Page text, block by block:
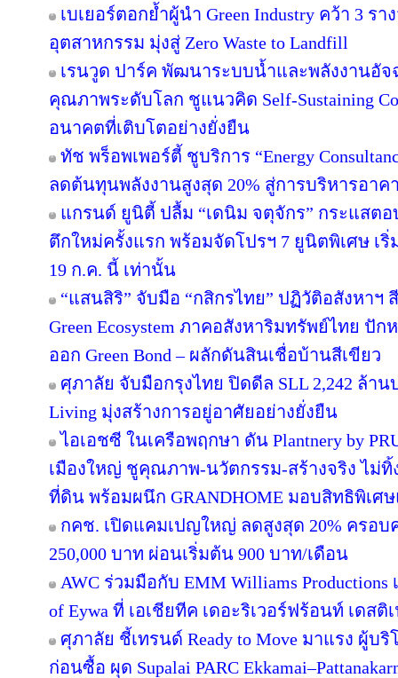
เบเยอร์ตอกย้ำผู้นำ Green Industry คว้า 3 ร
อุตสาหกรรม มุ่งสู่ Zero Waste to Landfill
เรนวูด ปาร์ค พัฒนาระบบน้ำและพลังงานอั
คุณภาพระดับโลก ชูแนวคิด Self-Sustaining
อนาคตที่เติบโตอย่างยั่งยืน
ทัช พร็อพเพอร์ตี้ ชูบริการ “Energy
ลดต้นทุนพลังงานสูงสุด 20% สู่การบริหารอาค
แกรนด์ ยูนิตี้ ปลื้ม “เดนิม จตุจักร” กระแสตอ
ตึกใหม่ครั้งแรก พร้อมจัดโปรฯ 7 ยูนิตพิเศษ เริ่
19 ก.ค. นี้ เท่านั้น
“แสนสิริ” จับมือ “กสิกรไทย” ปฏิวัติอสังหาฯ
Green Ecosystem ภาคอสังหาริมทรัพย์ไทย ปัก
ออก Green Bond – ผลักดันสินเชื่อบ้านสีเขียว
ศุภาลัย จับมือกรุงไทย ปิดดีล SLL 2,242 ล้าน
Living มุ่งสร้างการอยู่อาศัยอย่างยั่งยืน
ไอเอชซี ในเครือพฤกษา ดัน Plantnery by
เมืองใหญ่ ชูคุณภาพ-นวัตกรรม-สร้างจริง ไม่ทิ้
ที่ดิน พร้อมผนึก GRANDHOME มอบสิทธิพิเศ
กคช. เปิดแคมเปญใหญ่ ลดสูงสุด 20% ครอบ
250,000 บาท ผ่อนเริ่มต้น 900 บาท/เดือน
AWC ร่วมมือกับ EMM Williams Productions
of Eywa ที่ เอเชียทีค เดอะริเวอร์ฟร้อนท์ เดสติ
ศุภาลัย ชี้เทรนด์ Ready to Move มาแรง ผู้
ก่อนซื้อ ผุด Supalai PARC